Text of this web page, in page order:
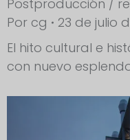
Postproducción /
Por cg
23 de julio
El hito cultural e
con nuevo